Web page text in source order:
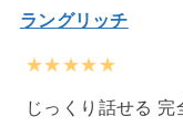
ラングリッチ
★★★★★
じっくり話せる